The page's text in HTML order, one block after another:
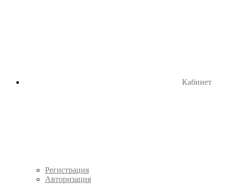
Кабинет
Регистрация
Авторизация